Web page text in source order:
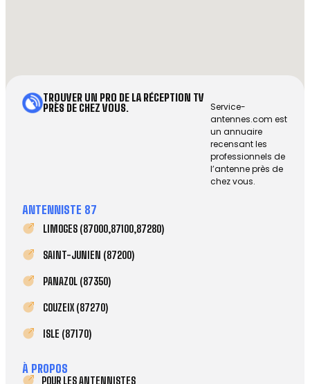
TROUVER UN PRO DE LA RÉCEPTION TV
PRÈS DE CHEZ VOUS.
Service-
antennes.com est
un annuaire
recensant les
professionnels de
l’antenne près de
chez vous.
ANTENNISTE 87
LIMOGES (87000,87100,87280)
SAINT-JUNIEN (87200)
PANAZOL (87350)
COUZEIX (87270)
ISLE (87170)
À PROPOS
POUR LES ANTENNISTES